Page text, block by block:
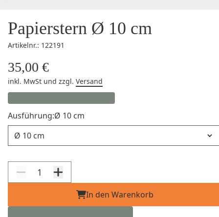
Papierstern Ø 10 cm
Artikelnr.: 122191
35,00 €
inkl. MwSt und zzgl. Versand
Ausführung:Ø 10 cm
In den Warenkorb